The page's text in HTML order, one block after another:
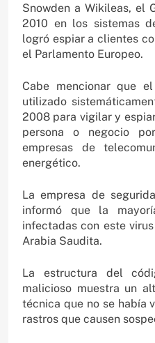
Snowden a Wikileas, el
2010 en los sistemas
logró espiar a clientes
el Parlamento Europeo.
Cabe mencionar que
utilizado
2008 para vigilar y
persona o negocio
empresas de
energético.
La empresa de
informó que la
infectadas con este
Arabia Saudita.
La estructura del
malicioso muestra un
técnica que no se había
rastros que causen